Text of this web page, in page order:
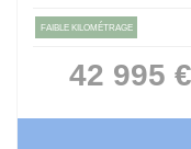
FAIBLE KILOMÉTRAGE
42 995 €